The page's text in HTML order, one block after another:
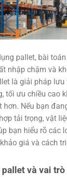
pallet, bài
nhập chậm và
là giải pháp
tối ưu chiều cao
hơn. Nếu bạn
tải trọng, vật
bạn hiểu rõ các
giá và cách
và vai